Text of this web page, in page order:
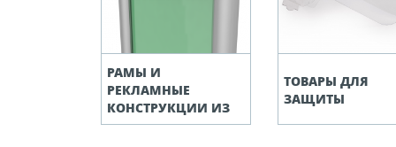
РАМЫ И
РЕКЛАМНЫЕ
КОНСТРУКЦИИ ИЗ
АЛЮМИНИЕВОГО
ТОВАРЫ ДЛЯ
ЗАЩИТЫ